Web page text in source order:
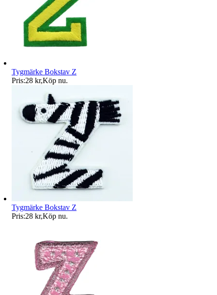
Tygmärke Bokstav Z
Pris:28 kr,Köp nu.
Tygmärke Bokstav Z
Pris:28 kr,Köp nu.